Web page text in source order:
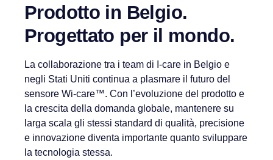
Prodotto in Belgio.
Progettato per il mondo.
La collaborazione tra i team di I-care in Belgio e
negli Stati Uniti continua a plasmare il futuro del
sensore Wi-care™. Con l’evoluzione del prodotto e
la crescita della domanda globale, mantenere su
larga scala gli stessi standard di qualità, precisione
e innovazione diventa importante quanto sviluppare
la tecnologia stessa.